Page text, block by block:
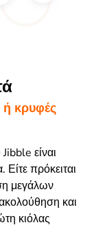
κρυφές
είναι
πρόκειται
μεγάλων
και
κιόλας